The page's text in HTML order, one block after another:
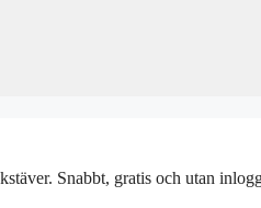
Snabbt, gratis och utan